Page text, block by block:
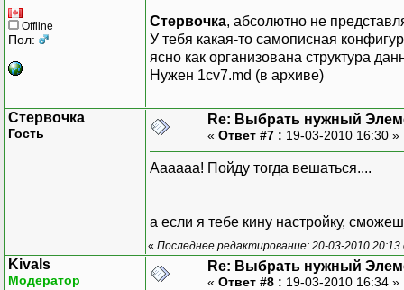
Offline
Пол:
Стервочка, абсолютно не
У тебя какая-то самописная
ясно как организована структура
Нужен 1cv7.md (в архиве)
Стервочка
Гость
Re: Выбрать нужный
« Ответ #7 : 19-03-2010 16:30 »
Aaaaaa! Пойду тогда вешаться....
а если я тебе кину настройку,
« Последнее редактирование: 20-03-2010
Kivals
Модератор
Re: Выбрать нужный
« Ответ #8 : 19-03-2010 16:34 »